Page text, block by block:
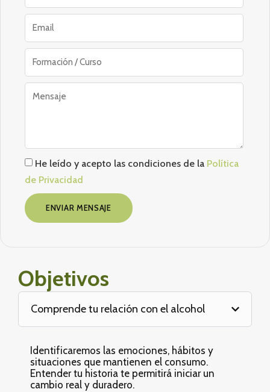
He leído y acepto las condiciones de la Política
de Privacidad
ENVIAR MENSAJE
Objetivos
Comprende tu relación con el alcohol
Identificaremos las emociones, hábitos y
situaciones que mantienen el consumo.
Entender tu historia te permitirá iniciar un
cambio real y duradero.